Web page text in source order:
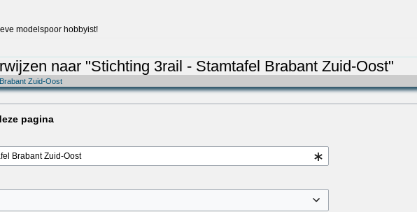
modelspoor hobbyist!
naar "Stichting 3rail - Stamtafel Brabant Zuid-Oost"
Zuid-Oost
pagina